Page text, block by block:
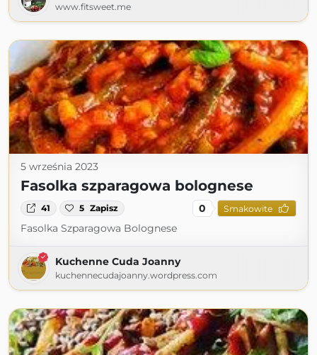
www.fitsweet.me
5 września 2023
Fasolka szparagowa bolognese
41 5 Zapisz 0 Smakowite
Fasolka Szparagowa Bolognese
Kuchenne Cuda Joanny
kuchennecudajoanny.wordpress.com